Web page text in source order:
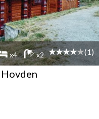
x4 x2 (1)